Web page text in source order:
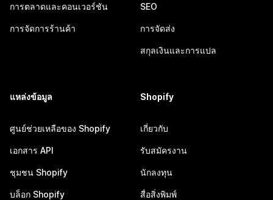
การตลาดและคอนเวอร์ชัน
การจัดการร้านค้า
SEO
การจัดส่ง
สกุลเงินและการแปล
แหล่งข้อมูล
ศูนย์ช่วยเหลือของ Shopify
เอกสาร API
ชุมชน Shopify
บล็อก Shopify
Shopify
เกี่ยวกับ
รับสมัครงาน
นักลงทุน
สื่อสิ่งพิมพ์